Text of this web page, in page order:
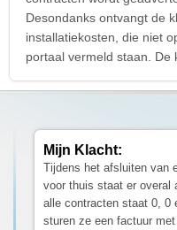
Desondanks ontvangt de
installatiekosten, die niet
portaal vermeld staan. De
Mijn Klacht:
Tijdens het afsluiten van
voor thuis staat er overal
alle contracten staat 0, 0
sturen ze een factuur